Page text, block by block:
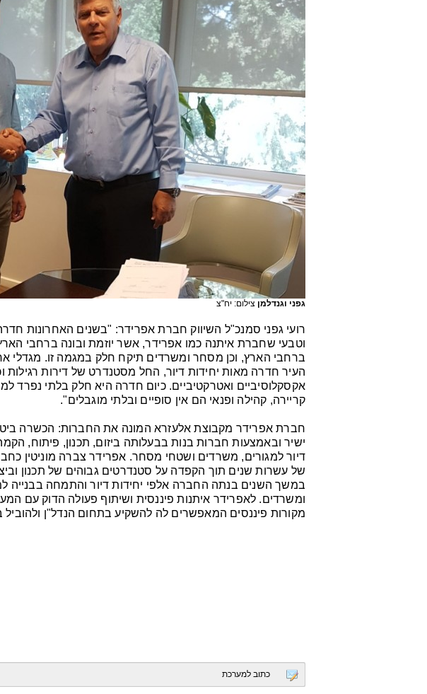
גפני וגנדלמן צילום: יח"צ
רועי גפני סמנכ"ל השיווק חברת אפרידר: "בשנים האחרונות
וטבעי שחברת איתנה כמו אפרידר, אשר יוזמת ובונה ברחבי הארץ
ברחבי הארץ, וכן מסחר ומשרדים תיקח חלק במגמה זו. מגדלי
העיר חדרה מאות יחידות דיור, החל מסטנדרט של דירות רגילות
אקסקלוסיביים ואטרקטיביים. כיום חדרה היא חלק בלתי נפרד
קריירה, קהילה ופנאי הם אין סופיים ובלתי מוגבלים".
חברת אפרידר מקבוצת אלעזרא המונה את החברות: הכשרה
ישיר ובאמצעות חברות בנות בבעלותה ביזום, תכנון, פיתוח,
דיור למגורים, משרדים ושטחי מסחר. אפרידר צברה מוניטין
של עשרות שנים תוך הקפדה על סטנדרטים גבוהים של תכנון
במשך השנים בנתה החברה אלפי יחידות דיור והתמחה בבנייה
ומשרדים. לאפרידר איתנות פיננסית ושיתוף פעולה הדוק עם
מקורות פיננסים המאפשרים לה להשקיע בתחום הנדל"ן
כתוב למערכת